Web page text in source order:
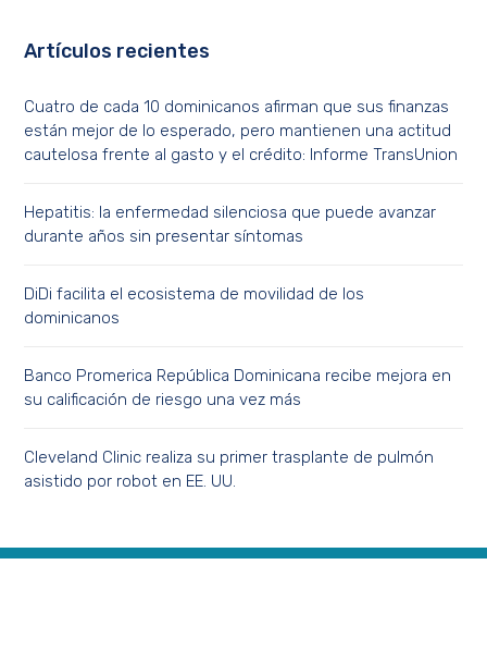
Artículos recientes
Cuatro de cada 10 dominicanos afirman que sus finanzas
están mejor de lo esperado, pero mantienen una actitud
cautelosa frente al gasto y el crédito: Informe TransUnion
Hepatitis: la enfermedad silenciosa que puede avanzar
durante años sin presentar síntomas
DiDi facilita el ecosistema de movilidad de los
dominicanos
Banco Promerica República Dominicana recibe mejora en
su calificación de riesgo una vez más
Cleveland Clinic realiza su primer trasplante de pulmón
asistido por robot en EE. UU.